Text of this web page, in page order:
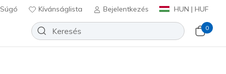
Súgó Kívánságlista Bejelentkezés HUN | HUF
0